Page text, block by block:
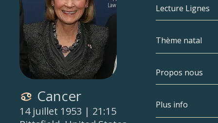
Capricorne
Poissons
Bélier
Taureau
Lecture Lignes
Thème natal
Thème natal
Célébrités
Propos nous
Plus info
Cancer
14 juillet 1953 | 21:15